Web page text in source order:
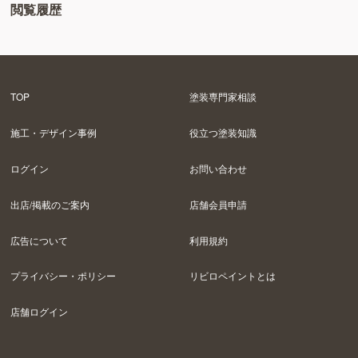
閲覧履歴
TOP 塗装専門家相談
施工・デザイン事例 役立つ塗装知識
ログイン お問い合わせ
出店/掲載のご案内 店舗会員申請
広告について 利用規約
プライバシー・ポリシー リビロペイントとは
店舗ログイン